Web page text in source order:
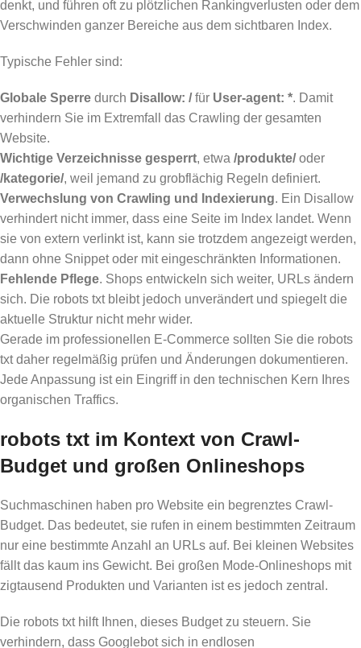
denkt, und führen oft zu plötzlichen Rankingverlusten oder dem
Verschwinden ganzer Bereiche aus dem sichtbaren Index.
Typische Fehler sind:
Globale Sperre durch Disallow: /für User-agent: *. Damit
verhindern Sie im Extremfall das Crawling der gesamten
Website.
Wichtige Verzeichnisse gesperrt, etwa /produkte/oder
/kategorie/, weil jemand zu grobflächig Regeln definiert.
Verwechslung von Crawling und Indexierung. Ein Disallow
verhindert nicht immer, dass eine Seite im Index landet. Wenn
sie von extern verlinkt ist, kann sie trotzdem angezeigt werden,
dann ohne Snippet oder mit eingeschränkten Informationen.
Fehlende Pflege. Shops entwickeln sich weiter, URLs ändern
sich. Die robots txt bleibt jedoch unverändert und spiegelt die
aktuelle Struktur nicht mehr wider.
Gerade im professionellen E-Commerce sollten Sie die robots
txt daher regelmäßig prüfen und Änderungen dokumentieren.
Jede Anpassung ist ein Eingriff in den technischen Kern Ihres
organischen Traffics.
robots txt im Kontext von Crawl-
Budget und großen Onlineshops
Suchmaschinen haben pro Website ein begrenztes Crawl-
Budget. Das bedeutet, sie rufen in einem bestimmten Zeitraum
nur eine bestimmte Anzahl an URLs auf. Bei kleinen Websites
fällt das kaum ins Gewicht. Bei großen Mode-Onlineshops mit
zigtausend Produkten und Varianten ist es jedoch zentral.
Die robots txt hilft Ihnen, dieses Budget zu steuern. Sie
verhindern, dass Googlebot sich in endlosen